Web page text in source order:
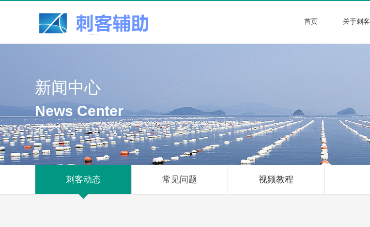
首页 关于刺客
新闻中心
News Center
刺客动态 常见问题 视频教程